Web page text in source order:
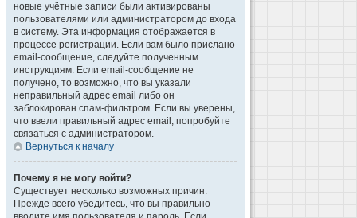
новые учётные записи были активированы
пользователями или администратором до входа
в систему. Эта информация отображается в
процессе регистрации. Если вам было прислано
email-сообщение, следуйте полученным
инструкциям. Если email-сообщение не
получено, то возможно, что вы указали
неправильный адрес email либо он
заблокирован спам-фильтром. Если вы уверены,
что ввели правильный адрес email, попробуйте
связаться с администратором.
Вернуться к началу
Почему я не могу войти?
Существует несколько возможных причин.
Прежде всего убедитесь, что вы правильно